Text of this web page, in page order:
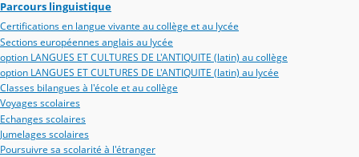
Parcours linguistique
Certifications en langue vivante au collège et au lycée
Sections européennes anglais au lycée
option LANGUES ET CULTURES DE L'ANTIQUITE (latin) au collège
option LANGUES ET CULTURES DE L'ANTIQUITE (latin) au lycée
Classes bilangues à l'école et au collège
Voyages scolaires
Echanges scolaires
Jumelages scolaires
Poursuivre sa scolarité à l'étranger